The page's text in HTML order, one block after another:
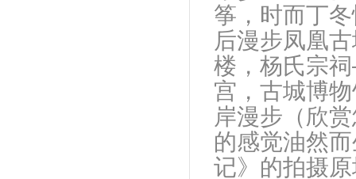
筝，时而丁
后漫步凤凰
楼，杨氏宗
宫，古城博
岸漫步（欣
的感觉油然
记》的拍摄